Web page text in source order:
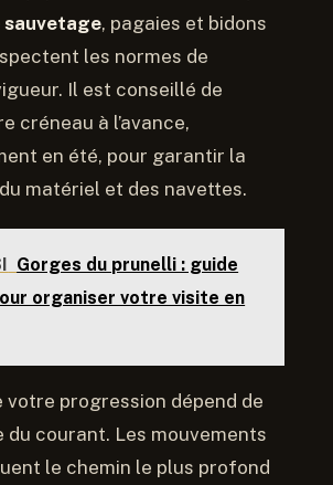
, pagaies et bidons
les normes de
Il est conseillé de
créneau à l’avance,
en été, pour garantir la
matériel et des navettes.
Gorges du prunelli : guide
organiser votre visite en
votre progression dépend de
courant. Les mouvements
le chemin le plus profond